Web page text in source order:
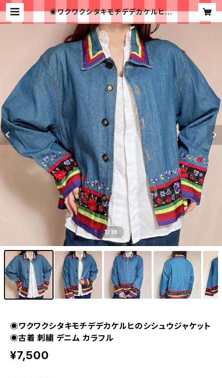
◉ワクワクシタキモチデデカケルヒの
ム カラフル | 古着屋イチゴイチエ
1/16
◉ワクワクシタキモチデデカケルヒのシシュウジャケット
◉古着 刺繍 デニム カラフル
¥7,500